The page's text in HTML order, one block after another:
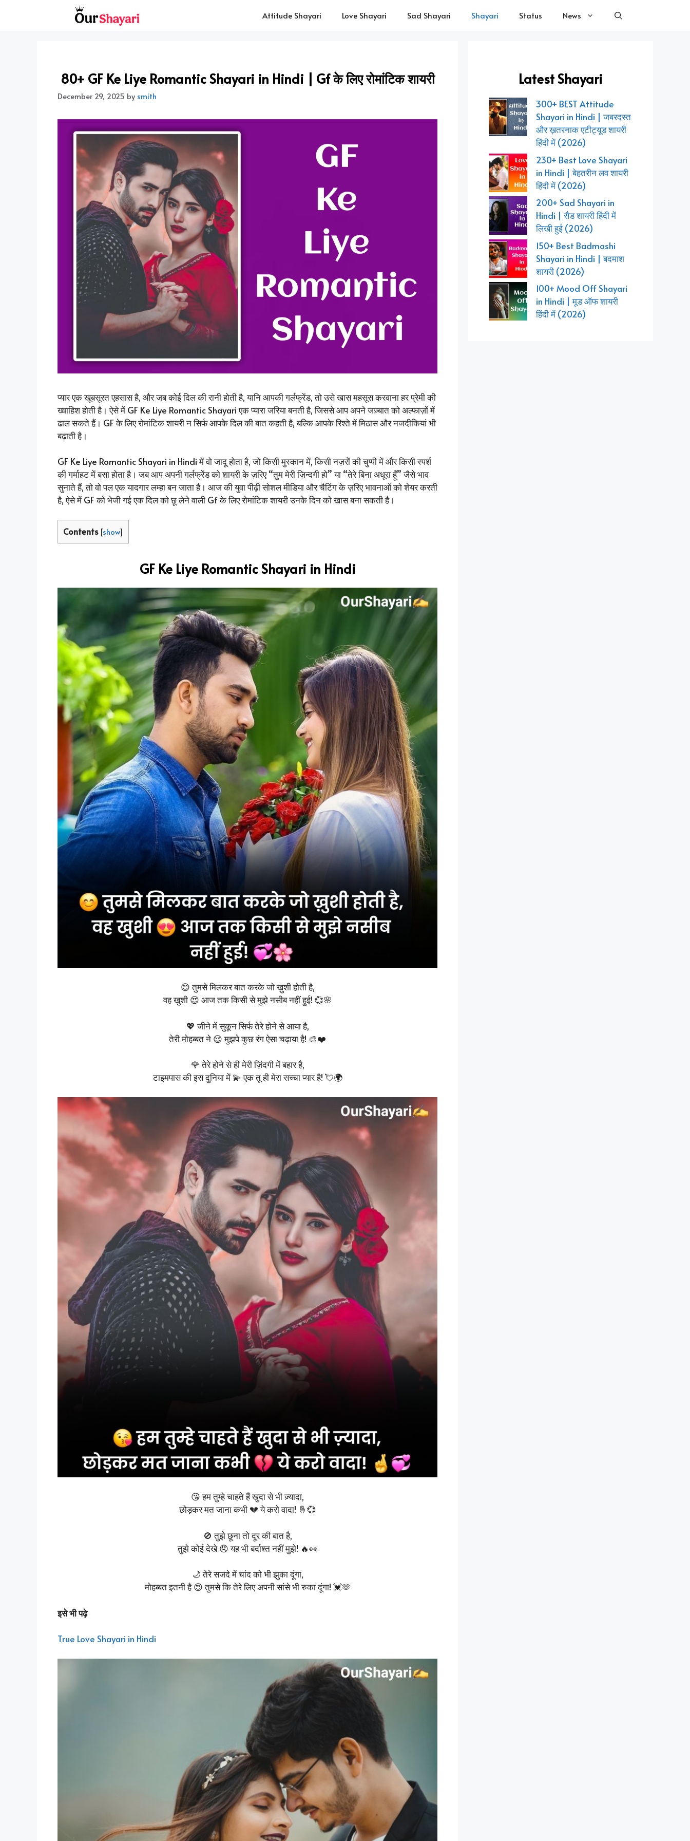
Attitude Shayari Love Shayari Sad Shayari Shayari Status News
80+ GF Ke Liye Romantic Shayari in Hindi | Gf के लिए रोमांटिक शायरी
December 29, 2025 by smith
प्यार एक खूबसूरत एहसास है, और जब कोई दिल की रानी होती है, यानि आपकी गर्लफ्रेंड, तो उसे खास महसूस करवाना हर प्रेमी की
ख्वाहिश होती है। ऐसे में GF Ke Liye Romantic Shayari एक प्यारा जरिया बनती है, जिससे आप अपने जज़्बात को अल्फाज़ों में
ढाल सकते हैं। GF के लिए रोमांटिक शायरी न सिर्फ आपके दिल की बात कहती है, बल्कि आपके रिश्ते में मिठास और नजदीकियां भी
बढ़ाती है।
GF Ke Liye Romantic Shayari in Hindi में वो जादू होता है, जो किसी मुस्कान में, किसी नज़रों की चुप्पी में और किसी स्पर्श
की गर्माहट में बसा होता है। जब आप अपनी गर्लफ्रेंड को शायरी के ज़रिए “तुम मेरी ज़िन्दगी हो” या “तेरे बिना अधूरा हूँ” जैसे भाव
सुनाते हैं, तो वो पल एक यादगार लम्हा बन जाता है। आज की युवा पीढ़ी सोशल मीडिया और चैटिंग के ज़रिए भावनाओं को शेयर करती
है, ऐसे में GF को भेजी गई एक दिल को छू लेने वाली Gf के लिए रोमांटिक शायरी उनके दिन को खास बना सकती है।
Contents [show]
GF Ke Liye Romantic Shayari in Hindi
😊 तुमसे मिलकर बात करके जो ख़ुशी होती है,
वह खुशी 😍 आज तक किसी से मुझे नसीब नहीं हुई! 💞🌸
💖 जीने में सुकून सिर्फ तेरे होने से आया है,
तेरी मोहब्बत ने 😌 मुझपे कुछ रंग ऐसा चढ़ाया है! 🎨❤️
🌹 तेरे होने से ही मेरी ज़िंदगी में बहार है,
टाइमपास की इस दुनिया में 💫 एक तू ही मेरा सच्चा प्यार है! 💘🌍
😘 हम तुम्हे चाहते हैं खुदा से भी ज़्यादा,
छोड़कर मत जाना कभी 💔 ये करो वादा! 🤞💞
🚫 तुझे छूना तो दूर की बात है,
तुझे कोई देखे 😠 यह भी बर्दाश्त नहीं मुझे! 🔥👀
🌙 तेरे सजदे में चांद को भी झुका दूंगा,
मोहब्बत इतनी है 😍 तुमसे कि तेरे लिए अपनी सांसे भी रुका दूंगा! 💓🫶
इसे भी पढ़े
True Love Shayari in Hindi
Latest Shayari
300+ BEST Attitude
Shayari in Hindi | जबरदस्त
और ख़तरनाक एटीट्यूड शायरी
हिंदी में (2026)
230+ Best Love Shayari
in Hindi | बेहतरीन लव शायरी
हिंदी में (2026)
200+ Sad Shayari in
Hindi | सैड शायरी हिंदी में
लिखी हुई (2026)
150+ Best Badmashi
Shayari in Hindi | बदमाश
शायरी (2026)
100+ Mood Off Shayari
in Hindi | मूड ऑफ शायरी
हिंदी में (2026)